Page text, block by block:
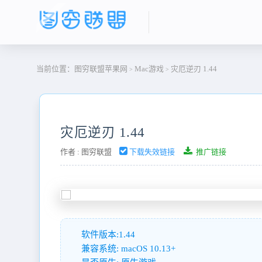
当前位置： 图穷联盟苹果网 > Mac游戏 > 灾厄逆刃 1.44
灾厄逆刃 1.44
作者 : 图穷联盟 下载失效链接 推广链接
软件版本:1.44
兼容系统: macOS 10.13+